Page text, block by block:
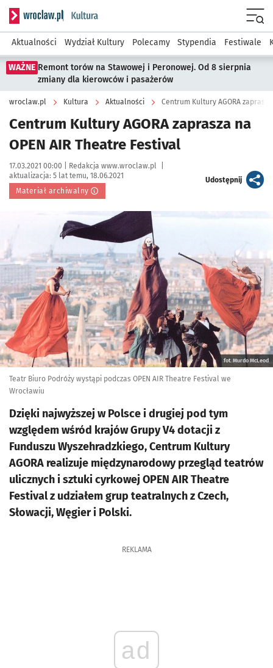
Serwis informacyjny wroclaw.pl podserwis: Kultura
Aktualności Wydział Kultury Polecamy Stypendia Festiwale
WAŻNE Remont torów na Stawowej i Peronowej. Od 8 sierpnia
zmiany dla kierowców i pasażerów
wroclaw.pl Kultura Aktualności Centrum Kultury AGORA
Centrum Kultury AGORA zaprasza na
OPEN AIR Theatre Festival
Data publikacji:
17.03.2021 00:00 | Autor:
Redakcja www.wroclaw.pl
aktualizacja: 5 lat temu, 18.06.2021
Materiał archiwalny
Udostępnijartykuł
Kliknij, aby powiększyć
fot. Murdo McLeod
Teatr Biuro Podróży wystąpi podczas OPEN AIR Theatre Festival we
Wrocławiu
Dzięki najwyższej w Polsce i drugiej pod tym
względem wśród krajów Grupy V4 dotacji z
Funduszu Wyszehradzkiego, Centrum Kultury
AGORA realizuje międzynarodowy przegląd teatrów
ulicznych i sztuki cyrkowej OPEN AIR Theatre
Festival z udziałem grup teatralnych z Czech,
Słowacji, Węgier i Polski.
REKLAMA
ad